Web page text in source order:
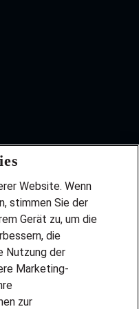
Website. Wenn
stimmen Sie der
Gerät zu, um die
die
Nutzung der
Marketing-
zur